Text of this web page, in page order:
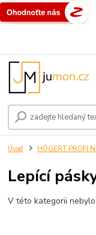
Úvod HÖGERT PROFI
Lepící
V této kategorii